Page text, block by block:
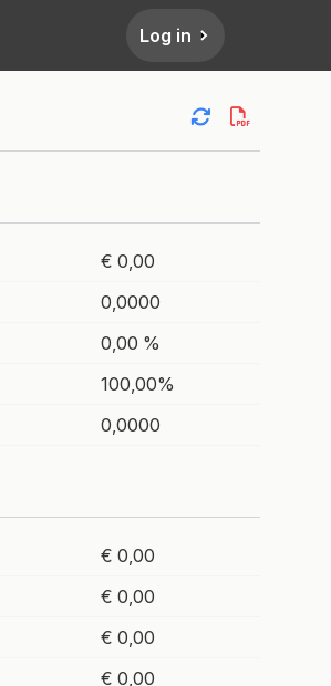
Log in
€ 0,00
0,0000
0,00 %
100,00%
0,0000
€ 0,00
€ 0,00
€ 0,00
€ 0,00